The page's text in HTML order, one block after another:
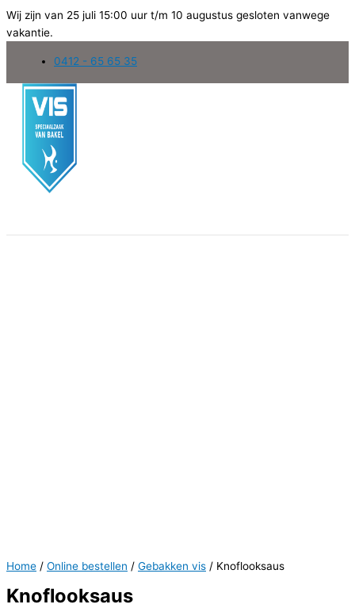
Wij zijn van 25 juli 15:00 uur t/m 10 augustus gesloten vanwege
vakantie.
de
inhoud
0412 - 65 65 35
Home / Online bestellen / Gebakken vis / Knoflooksaus
Knoflooksaus